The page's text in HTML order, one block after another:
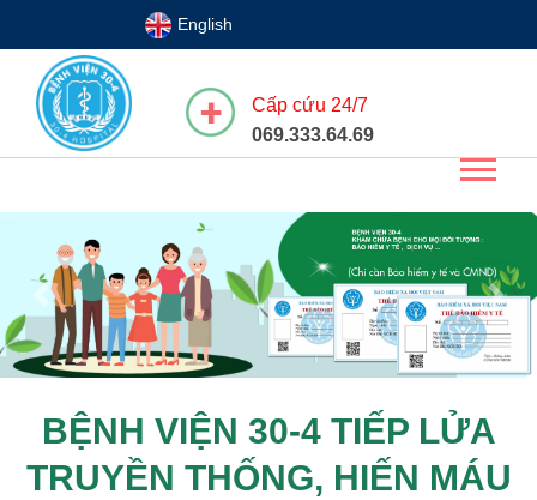
English
Cấp cứu 24/7
069.333.64.69
Previous Next
BỆNH VIỆN 30-4 TIẾP LỬA
TRUYỀN THỐNG, HIẾN MÁU